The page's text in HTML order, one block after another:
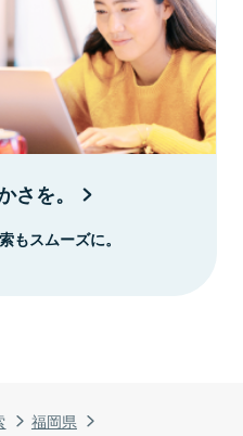
福岡県
さを。
もスムーズに。